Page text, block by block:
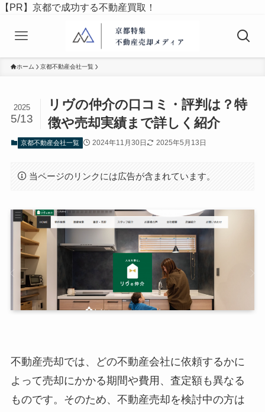
【PR】京都で成功する不動産買取！
ホーム 京都不動産会社一覧
リヴの仲介の口コミ・評判は？特
徴や売却実績まで詳しく紹介
2025
5/13
京都不動産会社一覧 2024年11月30日 2025年5月13日
当ページのリンクには広告が含まれています。
不動産売却では、どの不動産会社に依頼するかに
よって売却にかかる期間や費用、査定額も異なる
ものです。そのため、不動産売却を検討中の方は